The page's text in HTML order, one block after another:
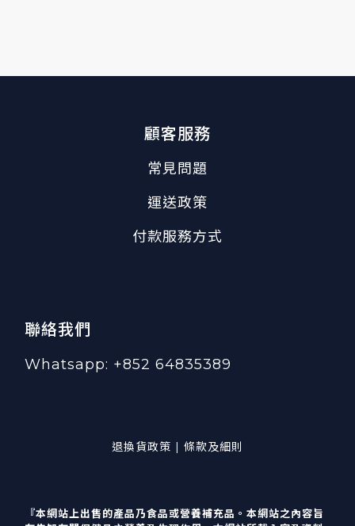
顧客服務
常見問題
運送政策
付款服務方式
聯絡我們
Whatsapp: +852 64835389
退換貨政策 | 條款及細則
『本網站上出售的產品乃食品或營養補充品。本網站之內容旨